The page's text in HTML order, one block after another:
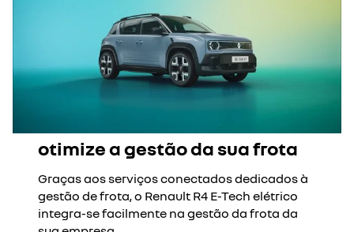
otimize a gestão da sua frota
Graças aos serviços conectados dedicados à
gestão de frota, o Renault R4 E-Tech elétrico
integra-se facilmente na gestão da frota da